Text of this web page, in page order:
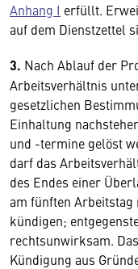
Anhang I erfüllt.
auf dem Dienstzettel
3. Nach Ablauf der
Arbeitsverhältnis
gesetzlichen
Einhaltung
und -termine gelöst
darf das
des Endes einer
am fünften Arbeitstag
kündigen;
rechtsunwirksam.
Kündigung aus